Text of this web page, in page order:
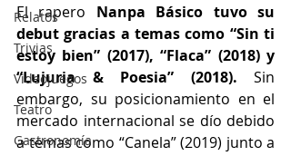
Relatos
Trivias
Videojuegos
Teatro
Gastronomía
El rapero Nanpa Básico tuvo su
debut gracias a temas como “Sin ti
estoy bien” (2017), “Flaca” (2018) y
“Lujuria & Poesia” (2018). Sin
embargo, su posicionamiento en el
mercado internacional se dío debido
a temas como “Canela” (2019) junto a